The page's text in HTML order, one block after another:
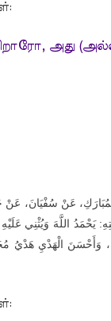
அது
الْمُبَارَكِ، عَنْ
اللَّهَ وَيُثْنِي
وَأَحْسَنَ الْهَدْيِ هَدْيُ